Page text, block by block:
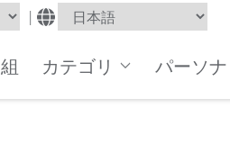
|
カテゴリ パーソナ